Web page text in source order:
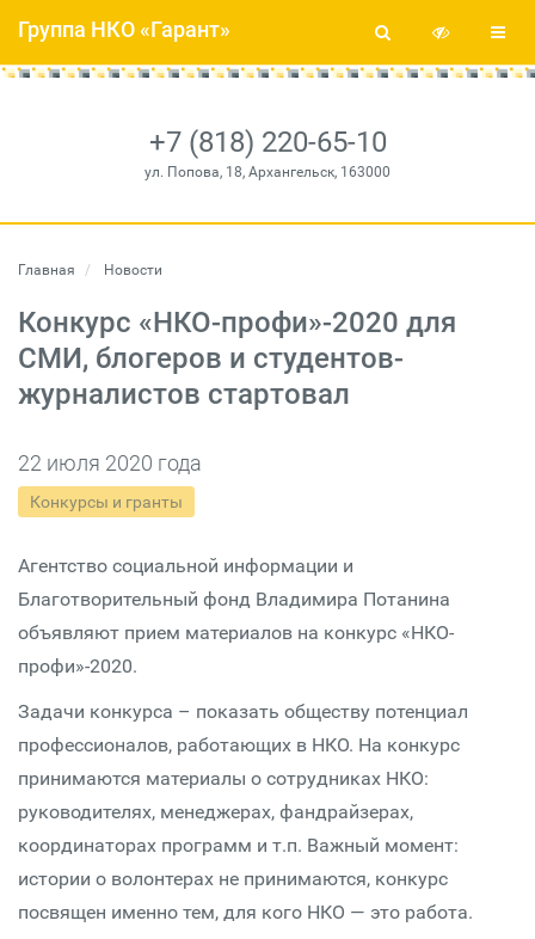
+7 (818) 220-65-10
ул. Попова, 18, Архангельск, 163000
Группа НКО «Гарант»
Главная Новости
Конкурс «НКО-профи»-2020 для
СМИ, блогеров и студентов-
журналистов стартовал
22 июля 2020 года
Конкурсы и гранты
Агентство социальной информации и
Благотворительный фонд Владимира Потанина
объявляют прием материалов на конкурс «НКО-
профи»-2020.
Задачи конкурса – показать обществу потенциал
профессионалов, работающих в НКО. На конкурс
принимаются материалы о сотрудниках НКО:
руководителях, менеджерах, фандрайзерах,
координаторах программ и т.п. Важный момент:
истории о волонтерах не принимаются, конкурс
посвящен именно тем, для кого НКО — это работа.